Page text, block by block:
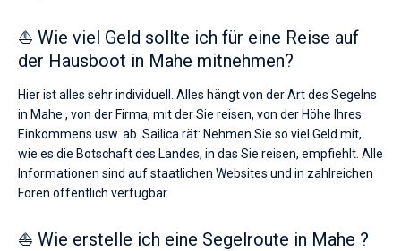
⛵ Wie viel Geld sollte ich für eine Reise auf
der Hausboot in Mahe mitnehmen?
Hier ist alles sehr individuell. Alles hängt von der Art des Segelns
in Mahe , von der Firma, mit der Sie reisen, von der Höhe Ihres
Einkommens usw. ab. Sailica rät: Nehmen Sie so viel Geld mit,
wie es die Botschaft des Landes, in das Sie reisen, empfiehlt. Alle
Informationen sind auf staatlichen Websites und in zahlreichen
Foren öffentlich verfügbar.
⛵ Wie erstelle ich eine Segelroute in Mahe ?